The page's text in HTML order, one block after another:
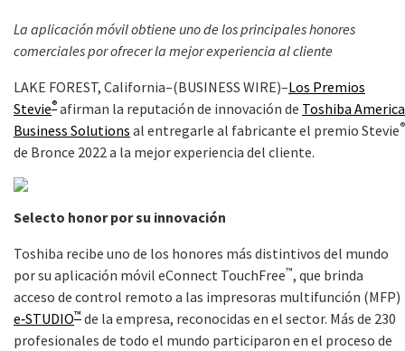
La aplicación móvil obtiene uno de los principales honores
comerciales por ofrecer la mejor experiencia al cliente
LAKE FOREST, California–(BUSINESS WIRE)–Los Premios
Stevie® afirman la reputación de innovación de Toshiba America
Business Solutions al entregarle al fabricante el premio Stevie®
de Bronce 2022 a la mejor experiencia del cliente.
Selecto honor por su innovación
Toshiba recibe uno de los honores más distintivos del mundo
por su aplicación móvil eConnect TouchFree™, que brinda
acceso de control remoto a las impresoras multifunción (MFP)
e‑STUDIO™ de la empresa, reconocidas en el sector. Más de 230
profesionales de todo el mundo participaron en el proceso de